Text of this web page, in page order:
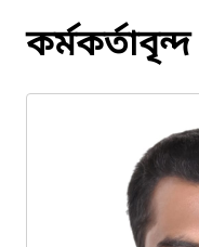
কর্মকর্তাবৃন্দ